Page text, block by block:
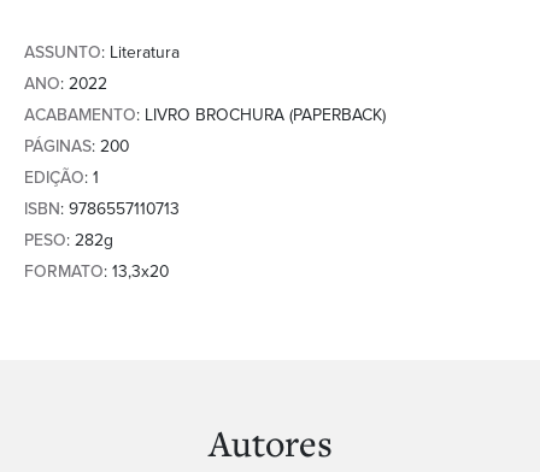
ASSUNTO: Literatura
ANO: 2022
ACABAMENTO: LIVRO BROCHURA (PAPERBACK)
PÁGINAS: 200
EDIÇÃO: 1
ISBN: 9786557110713
PESO: 282g
FORMATO: 13,3x20
Autores